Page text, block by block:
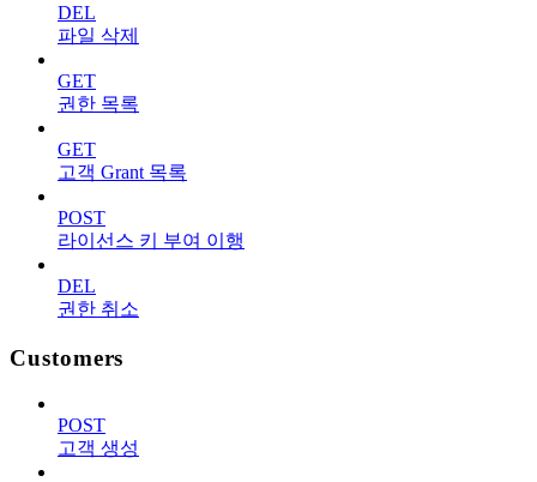
DEL
파일 삭제
GET
권한 목록
GET
고객 Grant 목록
POST
라이선스 키 부여 이행
DEL
권한 취소
Customers
POST
고객 생성